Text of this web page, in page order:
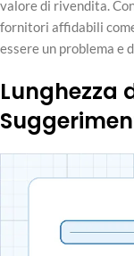
valore di rivendita.
fornitori affidabili
essere un problema e
Lunghezza